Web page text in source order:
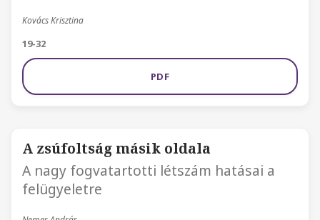
Kovács Krisztina
19-32
PDF
A zsúfoltság másik oldala
A nagy fogvatartotti létszám hatásai a
felügyeletre